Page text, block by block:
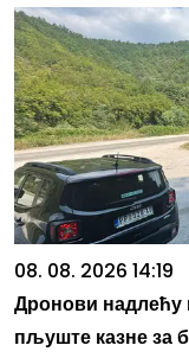
08. 08. 2026 14:19
Дронови надлећу
пљуште казне за